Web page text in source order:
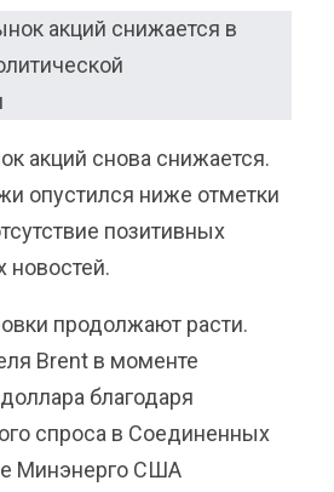
акций снова снижается.
опустился ниже отметки
позитивных
новостей.
продолжают расти.
Brent в моменте
благодаря
спроса в Соединенных
Минэнерго США